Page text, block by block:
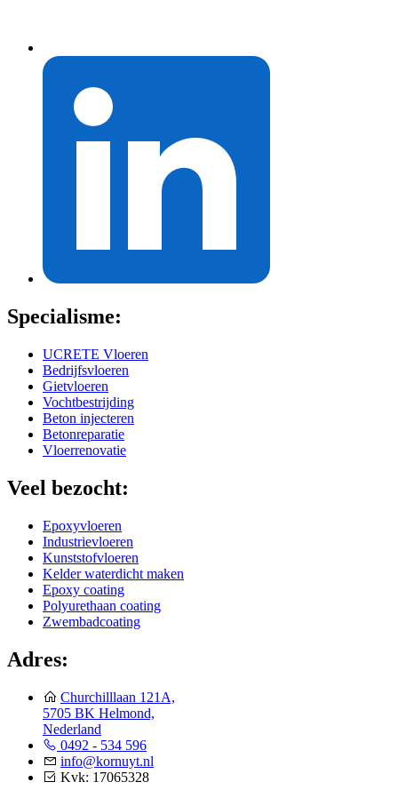
Specialisme:
UCRETE Vloeren
Bedrijfsvloeren
Gietvloeren
Vochtbestrijding
Beton injecteren
Betonreparatie
Vloerrenovatie
Veel bezocht:
Epoxyvloeren
Industrievloeren
Kunststofvloeren
Kelder waterdicht maken
Epoxy coating
Polyurethaan coating
Zwembadcoating
Adres:
Churchilllaan 121A,
5705 BK Helmond,
Nederland
0492 - 534 596
info@kornuyt.nl
Kvk: 17065328